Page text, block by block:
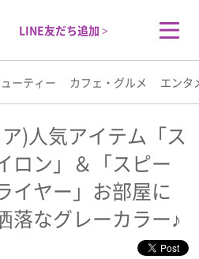
LINE友だち追加 >
ーティー カフェ・グルメ エンタ
)人気アイテム「ス
ロン」＆「スピー
イヤー」お部屋に
落なグレーカラー♪